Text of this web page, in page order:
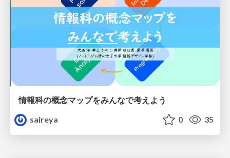
情報科の概念マップをみんなで考えよう
saireya
0 35